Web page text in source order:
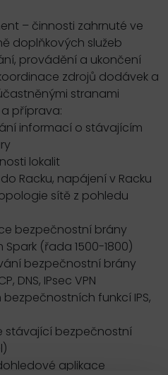
– činnosti zahrnuté ve
doplňkových služeb
provádění a ukončení
zdrojů dodávek a
stranami
příprava:
informací o stávajícím
lokalit
Racku, napájení v Racku
sítě z pohledu
bezpečnostní brány
(řada 1500-1800)
bezpečnostní brány
DNS, IPsec VPN
funkcí IPS,
stávající bezpečnostní
aplikace